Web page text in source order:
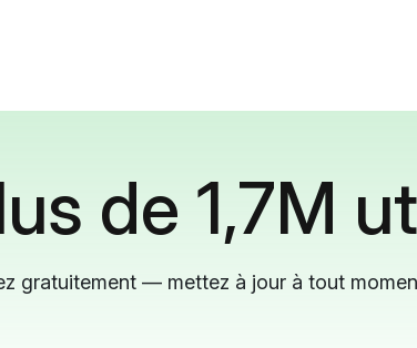
de 1,7M
gratuitement — mettez à jour à tout